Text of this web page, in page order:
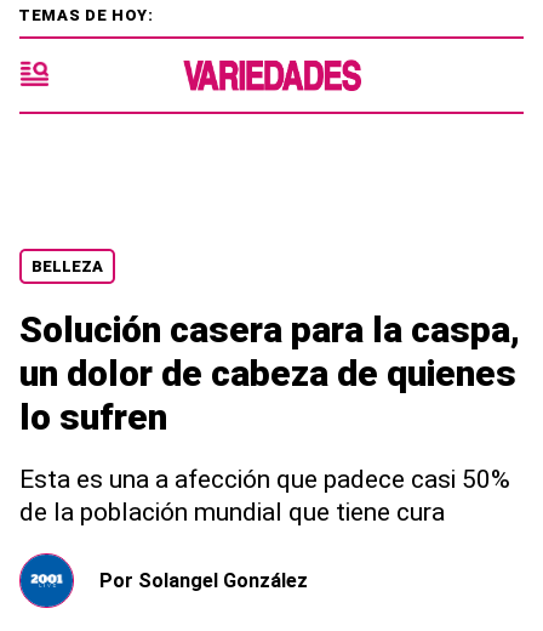
BELLEZA
Solución casera para la caspa,
un dolor de cabeza de quienes
lo sufren
Esta es una a afección que padece casi 50%
de la población mundial que tiene cura
Por Solangel González
TEMAS DE HOY: